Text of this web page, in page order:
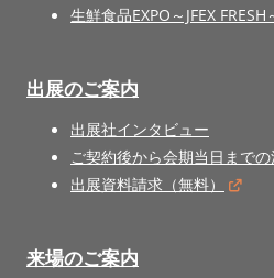
生鮮食品EXPO～JFEX FRESH
出展のご案内
出展社インタビュー
ご契約後から会期当日までの
出展資料請求（無料）
来場のご案内